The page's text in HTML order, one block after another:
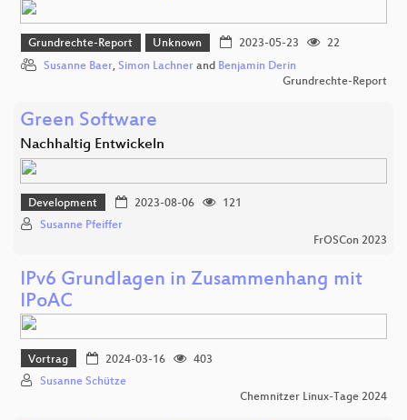
Grundrechte-Report Unknown 2023-05-23
22
Susanne Baer, Simon Lachner and Benjamin Derin
Grundrechte-Report
Green Software
Nachhaltig Entwickeln
Development 2023-08-06
121
Susanne Pfeiffer
FrOSCon 2023
IPv6 Grundlagen in Zusammenhang mit
IPoAC
Vortrag 2024-03-16
403
Susanne Schütze
Chemnitzer Linux-Tage 2024